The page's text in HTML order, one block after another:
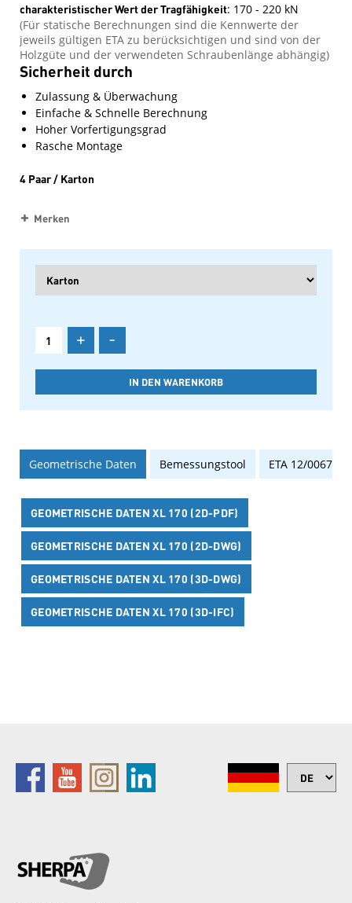
charakteristischer Wert der Tragfähigkeit: 170 - 220 kN
(Für statische Berechnungen sind die Kennwerte der
jeweils gültigen ETA zu berücksichtigen und sind von der
Holzgüte und der verwendeten Schraubenlänge abhängig)
Sicherheit durch
Zulassung & Überwachung
Einfache & Schnelle Berechnung
Hoher Vorfertigungsgrad
Rasche Montage
4 Paar / Karton
Merken
+ -
Geometrische Daten Bemessungstool ETA 12/0067
GEOMETRISCHE DATEN XL 170 (2D-PDF)
GEOMETRISCHE DATEN XL 170 (2D-DWG)
GEOMETRISCHE DATEN XL 170 (3D-DWG)
GEOMETRISCHE DATEN XL 170 (3D-IFC)